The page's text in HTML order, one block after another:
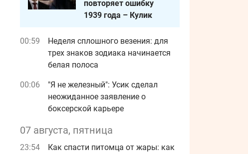
повторяет ошибку
1939 года – Кулик
00:59
Неделя сплошного везения: для
трех знаков зодиака начинается
белая полоса
00:06
"Я не железный": Усик сделал
неожиданное заявление о
боксерской карьере
07 августа, пятница
23:54
Как спасти питомца от жары: как